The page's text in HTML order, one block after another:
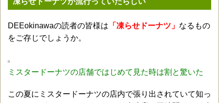
DEEokinawaの読者の皆様は 「凍らせドーナツ」 なるもの
をご存じでしょうか。
ミスタードーナツの店舗ではじめて見た時は割と驚いた
この夏にミスタードーナツの店内で張り出されていて知っ